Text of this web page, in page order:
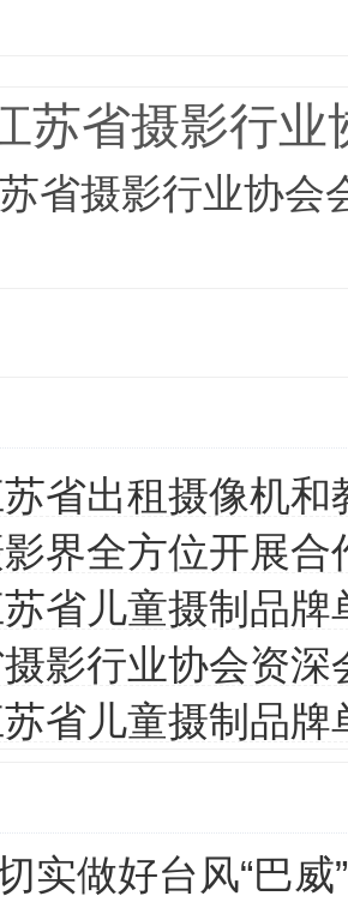
苏省摄影行
省摄影行业协会
省出租摄像机
界全方位开展合
省儿童摄制品
影行业协会资
省儿童摄制品牌
实做好台风“巴